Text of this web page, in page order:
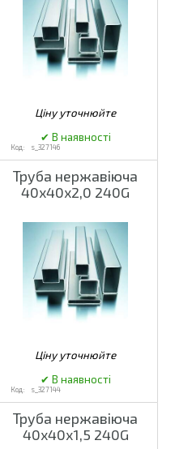
s_327146
Труба нержавіюча
40х40х2,0 240G
s_327144
Труба нержавіюча
40х40х1,5 240G